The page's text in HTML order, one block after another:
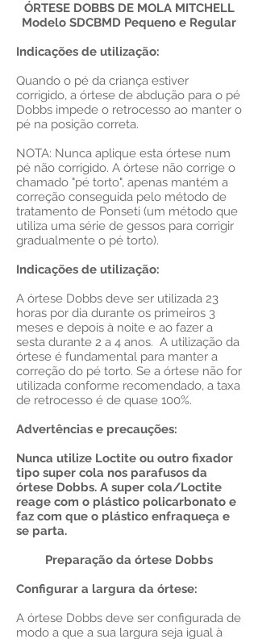
ÓRTESE DOBBS DE MOLA MITCHELL
Modelo SDCBMD Pequeno e Regular
Indicações de utilização:
Quando o pé da criança estiver
corrigido, a órtese de abdução para o pé
Dobbs impede o retrocesso ao manter o
pé na posição correta.
NOTA: Nunca aplique esta órtese num
pé não corrigido. A órtese não corrige o
chamado "pé torto", apenas mantém a
correção conseguida pelo método de
tratamento de Ponseti (um método que
utiliza uma série de gessos para corrigir
gradualmente o pé torto).
Indicações de utilização:
A órtese Dobbs deve ser utilizada 23
horas por dia durante os primeiros 3
meses e depois à noite e ao fazer a
sesta durante 2 a 4 anos. A utilização da
órtese é fundamental para manter a
correção do pé torto. Se a órtese não for
utilizada conforme recomendado, a taxa
de retrocesso é de quase 100%.
Advertências e precauções:
Nunca utilize Loctite ou outro fixador
tipo super cola nos parafusos da
órtese Dobbs. A super cola/Loctite
reage com o plástico policarbonato e
faz com que o plástico enfraqueça e
se parta.
Preparação da órtese Dobbs
Configurar a largura da órtese:
A órtese Dobbs deve ser configurada de
modo a que a sua largura seja igual à